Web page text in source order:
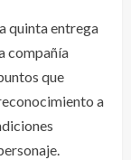
quinta entrega
compañía
que
a